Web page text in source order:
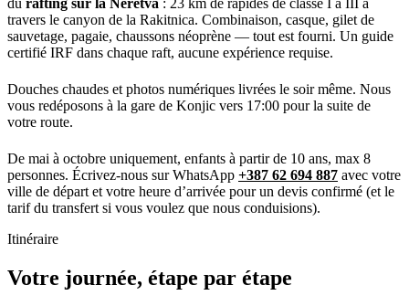
travers le canyon de la Rakitnica. Combinaison, casque, gilet de
sauvetage, pagaie, chaussons néoprène — tout est fourni. Un guide
certifié IRF dans chaque raft, aucune expérience requise.
Douches chaudes et photos numériques livrées le soir même. Nous
vous redéposons à la gare de Konjic vers 17:00 pour la suite de
votre route.
De mai à octobre uniquement, enfants à partir de 10 ans, max 8
personnes. Écrivez-nous sur WhatsApp +387 62 694 887 avec votre
ville de départ et votre heure d’arrivée pour un devis confirmé (et le
tarif du transfert si vous voulez que nous conduisions).
Itinéraire
Votre journée, étape par étape